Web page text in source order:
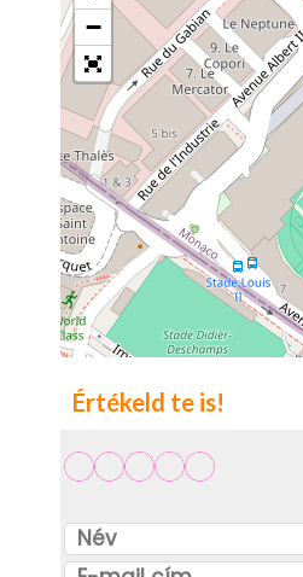
−
Értékeld te is!